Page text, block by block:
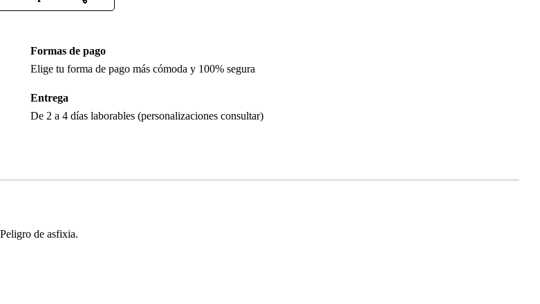
Formas de pago
Elige tu forma de pago más cómoda y 100% segura
Entrega
De 2 a 4 días laborables (personalizaciones consultar)
de asfixia.